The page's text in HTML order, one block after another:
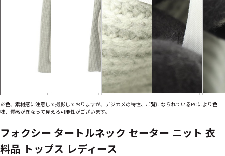
※色、素材感に注意して撮影しておりますが、デジカメの特性、ご覧になられているPCにより色
味、質感が異なって見える可能性がございます。
フォクシー タートルネック セーター ニット 衣
料品 トップス レディース